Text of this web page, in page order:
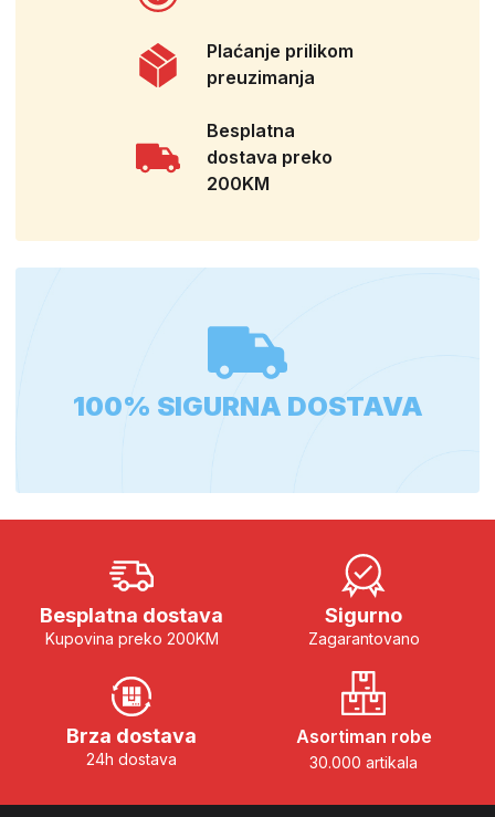
Plaćanje prilikom
preuzimanja
Besplatna
dostava preko
200KM
100% SIGURNA DOSTAVA
Besplatna dostava
Kupovina preko 200KM
Sigurno
Zagarantovano
Brza dostava
24h dostava
Asortiman robe
30.000 artikala